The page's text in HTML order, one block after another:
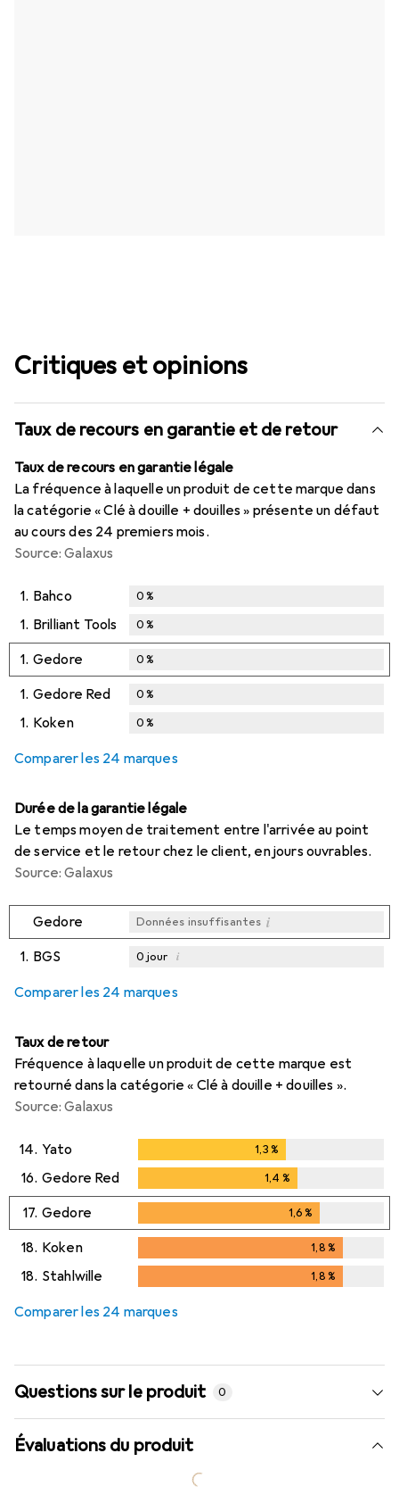
Critiques et opinions
Taux de recours en garantie et de retour
Taux de recours en garantie légale
La fréquence à laquelle un produit de cette marque dans
la catégorie « Clé à douille + douilles » présente un défaut
au cours des 24 premiers mois.
Source: Galaxus
1. Bahco 0%
1. Brilliant Tools 0%
1. Gedore 0%
1. Gedore Red 0%
1. Koken 0%
Comparer les 24 marques
Durée de la garantie légale
Le temps moyen de traitement entre l'arrivée au point
de service et le retour chez le client, en jours ouvrables.
Source: Galaxus
Gedore Données insuffisantes i
1. BGS 0 jour i
Comparer les 24 marques
Taux de retour
Fréquence à laquelle un produit de cette marque est
retourné dans la catégorie « Clé à douille + douilles ».
Source: Galaxus
14. Yato 1,3%
16. Gedore Red 1,4 %
17. Gedore 1,6%
18. Koken 1,8%
18. Stahlwille 1,8%
Comparer les 24 marques
Questions sur le produit 0
Évaluations du produit